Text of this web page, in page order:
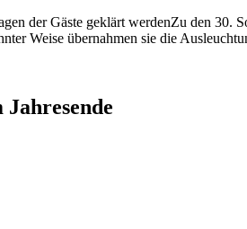
Zu den 30.
Weise übernahmen sie die